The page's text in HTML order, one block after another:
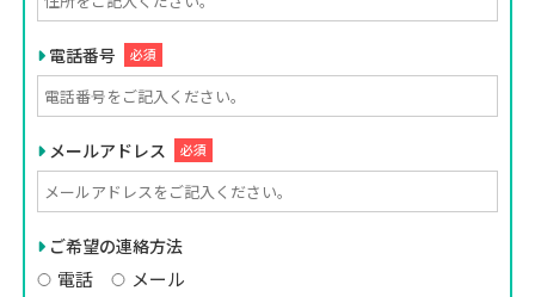
電話番号 必須
メールアドレス 必須
ご希望の連絡方法
電話 メール